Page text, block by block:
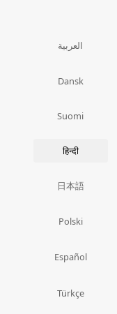
العربية
Dansk
Suomi
हिन्दी
日本語
Polski
Español
Türkçe